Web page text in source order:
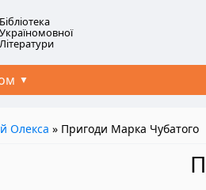
Бібліотека
Україномовної
Літератури
Олекса » Пригоди Марка Чубатого